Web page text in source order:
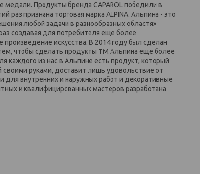
Продукты бренда CAPAROL победили в
раз признана торговая марка ALPINA. Альпина - это
любой задачи в разнообразных областях
создавая для потребителя еще более
искусства. В 2014 году был сделан
чтобы сделать продукты ТМ Альпина еще более
каждого из нас в Альпине есть продукт, который
руками, доставит лишь удовольствие от
внутренних и наружных работ и декоративные
и квалифицированных мастеров разработана